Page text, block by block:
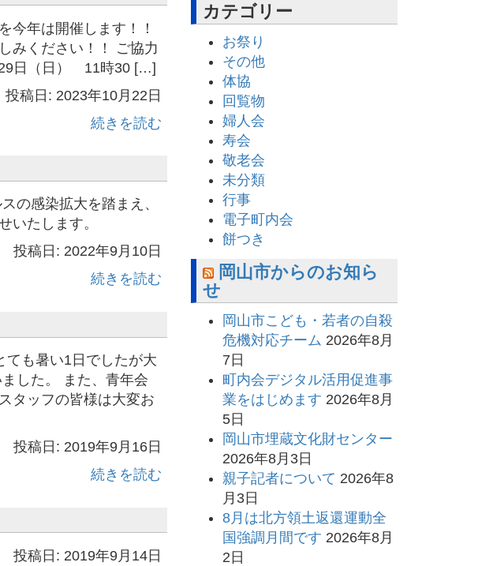
今年は開催します！！
みください！！ ご協力
29日（日） 11時30 […]
投稿日: 2023年10月22日
続きを読む
の感染拡大を踏まえ、
いたします。
投稿日: 2022年9月10日
続きを読む
も暑い1日でしたが大
した。 また、青年会
タッフの皆様は大変お
投稿日: 2019年9月16日
続きを読む
投稿日: 2019年9月14日
カテゴリー
お祭り
その他
体協
回覧物
婦人会
寿会
敬老会
未分類
行事
電子町内会
餅つき
岡山市からのお知ら
せ
岡山市こども・若者の自殺
危機対応チーム 2026年8月
7日
町内会デジタル活用促進事
業をはじめます 2026年8月
5日
岡山市埋蔵文化財センター
2026年8月3日
親子記者について 2026年8
月3日
8月は北方領土返還運動全
国強調月間です 2026年8月
2日